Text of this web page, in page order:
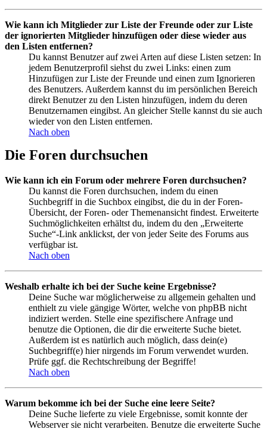
Wie kann ich Mitglieder zur Liste der Freunde oder zur Liste
der ignorierten Mitglieder hinzufügen oder diese wieder aus
den Listen entfernen?
Du kannst Benutzer auf zwei Arten auf diese Listen setzen: In
jedem Benutzerprofil siehst du zwei Links: einen zum
Hinzufügen zur Liste der Freunde und einen zum Ignorieren
des Benutzers. Außerdem kannst du im persönlichen Bereich
direkt Benutzer zu den Listen hinzufügen, indem du deren
Benutzernamen eingibst. An gleicher Stelle kannst du sie auch
wieder von den Listen entfernen.
Nach oben
Die Foren durchsuchen
Wie kann ich ein Forum oder mehrere Foren durchsuchen?
Du kannst die Foren durchsuchen, indem du einen
Suchbegriff in die Suchbox eingibst, die du in der Foren-
Übersicht, der Foren- oder Themenansicht findest. Erweiterte
Suchmöglichkeiten erhältst du, indem du den „Erweiterte
Suche“-Link anklickst, der von jeder Seite des Forums aus
verfügbar ist.
Nach oben
Weshalb erhalte ich bei der Suche keine Ergebnisse?
Deine Suche war möglicherweise zu allgemein gehalten und
enthielt zu viele gängige Wörter, welche von phpBB nicht
indiziert werden. Stelle eine spezifischere Anfrage und
benutze die Optionen, die dir die erweiterte Suche bietet.
Außerdem ist es natürlich auch möglich, dass dein(e)
Suchbegriff(e) hier nirgends im Forum verwendet wurden.
Prüfe ggf. die Rechtschreibung der Begriffe!
Nach oben
Warum bekomme ich bei der Suche eine leere Seite?
Deine Suche lieferte zu viele Ergebnisse, somit konnte der
Webserver sie nicht verarbeiten. Benutze die erweiterte Suche